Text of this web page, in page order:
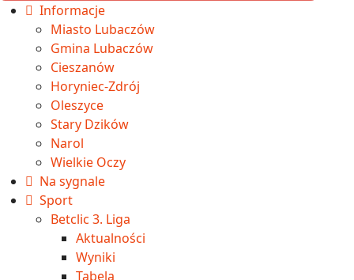
Informacje
Miasto Lubaczów
Gmina Lubaczów
Cieszanów
Horyniec-Zdrój
Oleszyce
Stary Dzików
Narol
Wielkie Oczy
Na sygnale
Sport
Betclic 3. Liga
Aktualności
Wyniki
Tabela